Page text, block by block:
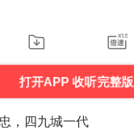
打开APP 收听完整版
，四九城一代